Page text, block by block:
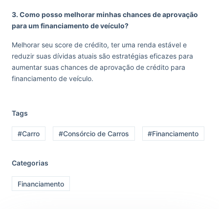
3. Como posso melhorar minhas chances de aprovação
para um financiamento de veículo?
Melhorar seu score de crédito, ter uma renda estável e
reduzir suas dívidas atuais são estratégias eficazes para
aumentar suas chances de aprovação de crédito para
financiamento de veículo.
Tags
#Carro #Consórcio de Carros #Financiamento
Categorias
Financiamento